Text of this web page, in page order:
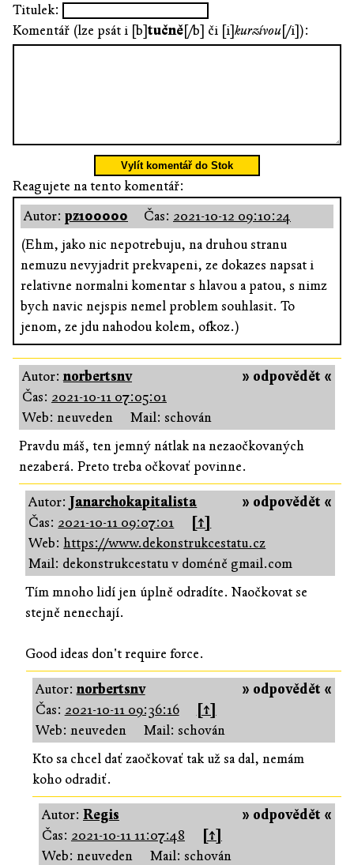
Titulek:
Komentář (lze psát i [b]tučně[/b] či [i]kurzívou[/i]):
Vylít komentář do Stok
Reagujete na tento komentář:
Autor: pz100000 Čas: 2021-10-12 09:10:24
(Ehm, jako nic nepotrebuju, na druhou stranu
nemuzu nevyjadrit prekvapeni, ze dokazes napsat i
relativne normalni komentar s hlavou a patou, s nimz
bych navic nejspis nemel problem souhlasit. To
jenom, ze jdu nahodou kolem, ofkoz.)
» odpovědět «
Autor:norbertsnv
Čas: 2021-10-11 07:05:01
Web: neuveden
Mail: schován
Pravdu máš, ten jemný nátlak na nezaočkovaných
nezaberá. Preto treba očkovať povinne.
» odpovědět «
Autor:Janarchokapitalista
Čas: 2021-10-11 09:07:01
[↑]
Web:https://www.dekonstrukcestatu.cz
Mail: dekonstrukcestatu v doméně gmail.com
Tím mnoho lidí jen úplně odradíte. Naočkovat se
stejně nenechají.
Good ideas don't require force.
» odpovědět «
Autor:norbertsnv
Čas: 2021-10-11 09:36:16
[↑]
Web: neuveden
Mail: schován
Kto sa chcel dať zaočkovať tak už sa dal, nemám
koho odradiť.
» odpovědět «
Autor: Regis
Čas: 2021-10-11 11:07:48
[↑]
Web: neuveden
Mail: schován